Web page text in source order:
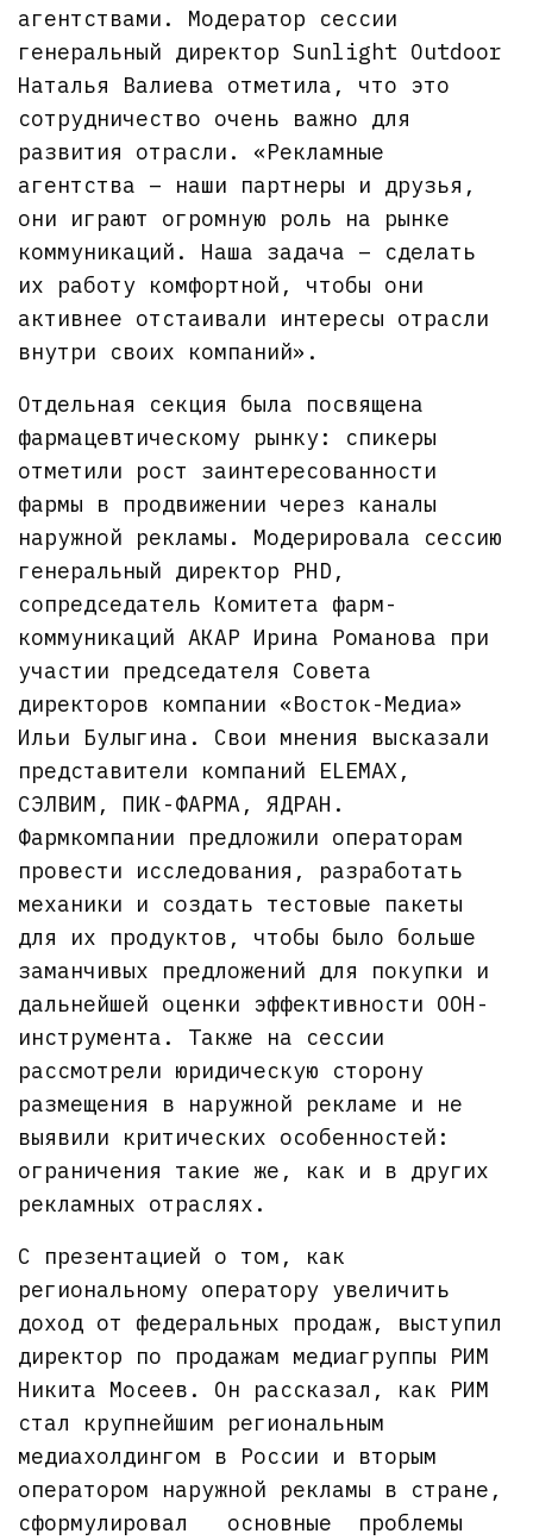
агентствами. Модератор сессии
генеральный директор Sunlight Outdoor
Наталья Валиева отметила, что это
сотрудничество очень важно для
развития отрасли. «Рекламные
агентства – наши партнеры и друзья,
они играют огромную роль на рынке
коммуникаций. Наша задача – сделать
их работу комфортной, чтобы они
активнее отстаивали интересы отрасли
внутри своих компаний».
Отдельная секция была посвящена
фармацевтическому рынку: спикеры
отметили рост заинтересованности
фармы в продвижении через каналы
наружной рекламы. Модерировала сессию
генеральный директор PHD,
сопредседатель Комитета фарм-
коммуникаций АКАР Ирина Романова при
участии председателя Совета
директоров компании «Восток-Медиа»
Ильи Булыгина. Свои мнения высказали
представители компаний ELEMAX,
СЭЛВИМ, ПИК-ФАРМА, ЯДРАН.
Фармкомпании предложили операторам
провести исследования, разработать
механики и создать тестовые пакеты
для их продуктов, чтобы было больше
заманчивых предложений для покупки и
дальнейшей оценки эффективности OOH-
инструмента. Также на сессии
рассмотрели юридическую сторону
размещения в наружной рекламе и не
выявили критических особенностей:
ограничения такие же, как и в других
рекламных отраслях.
С презентацией о том, как
региональному оператору увеличить
доход от федеральных продаж, выступил
директор по продажам медиагруппы РИМ
Никита Мосеев. Он рассказал, как РИМ
стал крупнейшим региональным
медиахолдингом в России и вторым
оператором наружной рекламы в стране,
сформулировал основные проблемы